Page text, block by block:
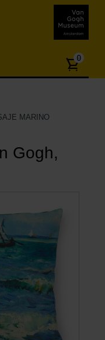
0
Gogh,
MARINO
Gogh,